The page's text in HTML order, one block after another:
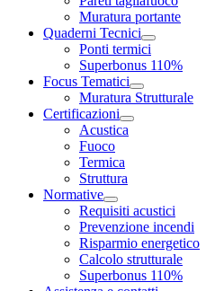
Muratura portante
Quaderni Tecnici
Ponti termici
Superbonus 110%
Focus Tematici
Muratura Strutturale
Certificazioni
Acustica
Fuoco
Termica
Struttura
Normative
Requisiti acustici
Prevenzione incendi
Risparmio energetico
Calcolo strutturale
Superbonus 110%